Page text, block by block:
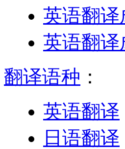
英语翻译
英语翻译
翻译语种 ：
英语翻译
日语翻译